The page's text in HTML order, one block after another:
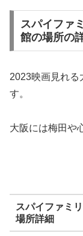
スパイファ
館の場所の
2023映画見れる
す。
大阪には梅田や
スパイファミ
場所詳細